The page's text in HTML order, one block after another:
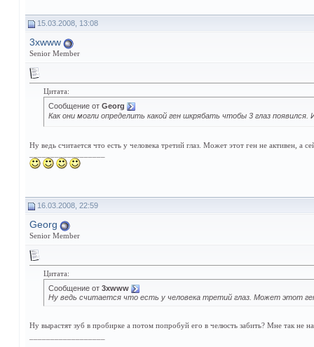
15.03.2008, 13:08
3xwww
Senior Member
Цитата:
Сообщение от Georg
Как они могли определить какой ген шкрябать чтобы 3 глаз
Ну ведь считается что есть у человека третий глаз. Может этот ген не активен, а
16.03.2008, 22:59
Georg
Senior Member
Цитата:
Сообщение от 3xwww
Ну ведь считается что есть у человека третий глаз. Может этот
Ну вырастят зуб в пробирке а потом попробуй его в челюсть забить? Мне так не